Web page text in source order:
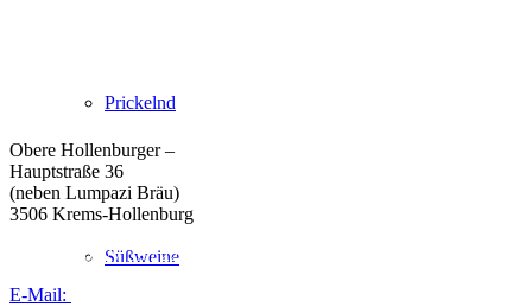
Prickelnd
Süßweine
Obere Hollenburger –
Hauptstraße 36
(neben Lumpazi Bräu)
3506 Krems-Hollenburg
+43 (0) 27 39 / 22 96
E-Mail: